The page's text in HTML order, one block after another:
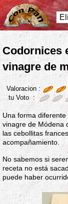
Codornices
vinagre de
Valoracion :
tu Voto :
Una forma
vinagre de Módena
las cebollitas
acompañamiento.
No sabemos si
receta no está
puede haber